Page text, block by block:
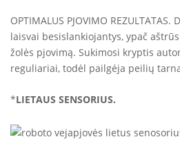
OPTIMALUS PJOVIMO
laisvai besislankiojantys, ypač
žolės pjovimą. Sukimosi kryptis
reguliariai, todėl pailgėja peilių
*LIETAUS SENSORIUS.